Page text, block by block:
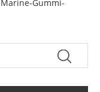
Gummi-